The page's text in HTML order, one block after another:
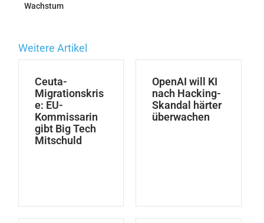
Wachstum
Weitere Artikel
Ceuta-
Migrationskris
e: EU-
Kommissarin
gibt Big Tech
Mitschuld
OpenAI will KI
nach Hacking-
Skandal härter
überwachen